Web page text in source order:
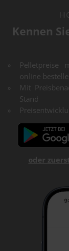
Kennen
Pelletpreise
online
Mit
Stand
oder